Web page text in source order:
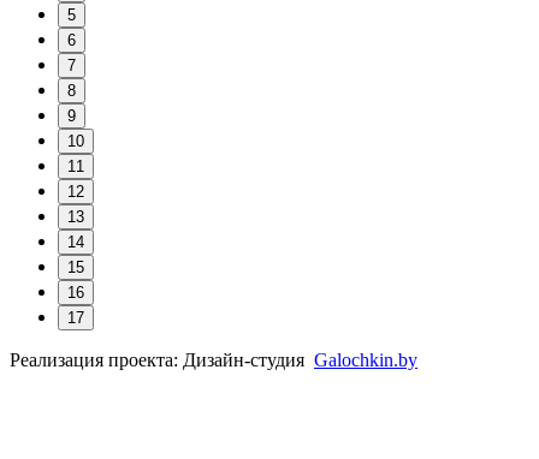
5
6
7
8
9
10
11
12
13
14
15
16
17
Реализация проекта: Дизайн-студия Galochkin.by